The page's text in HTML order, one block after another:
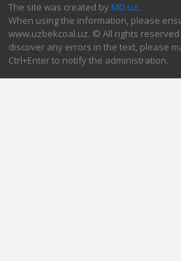
The site was created byMD.uz.
When using the information, please
www.uzbekcoal.uz. © All rights reserved
discover any errors in the text, please
Ctrl+Enter to notify the administration.